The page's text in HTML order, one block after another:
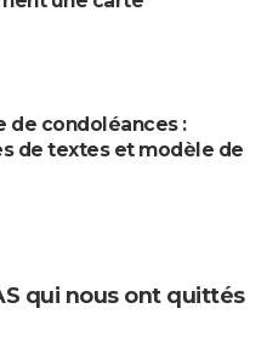
de condoléances :
de textes et modèle de
qui nous ont quittés